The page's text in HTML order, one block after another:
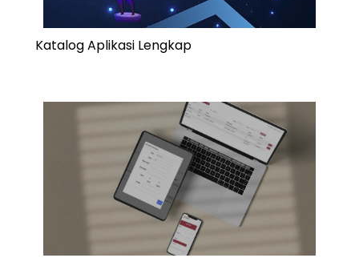
Katalog Aplikasi Lengkap